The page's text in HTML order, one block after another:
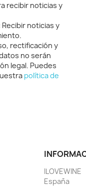
recibir noticias y
Recibir noticias y
rectificación y
no serán
legal. Puedes
política de
ILOVEWINE
España